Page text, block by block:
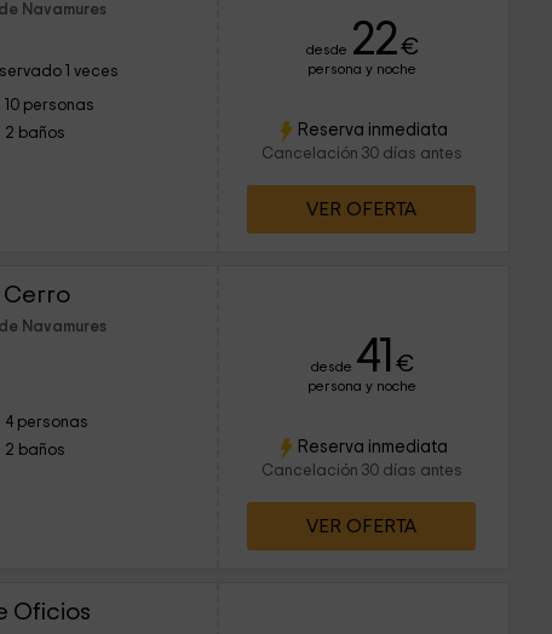
Navamures
1 veces
10 personas
2 baños
desde 22€
persona y noche
Reserva inmediata
Cancelación 30 días antes
VER OFERTA
Cerro
Navamures
4 personas
2 baños
desde 41 €
persona y noche
Reserva inmediata
Cancelación 30 días antes
VER OFERTA
Oficios